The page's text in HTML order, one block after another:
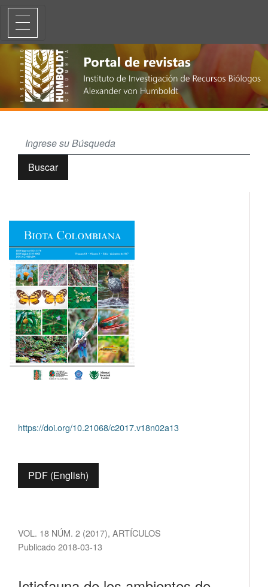
Ictiofauna de los ambientes de piedemonte y sabana en el drenaje
Buscar
https://doi.org/10.21068/c2017.v18n02a13
VOL. 18 NÚM. 2 (2017), ARTÍCULOS
Publicado 2018-03-13
PDF (English)